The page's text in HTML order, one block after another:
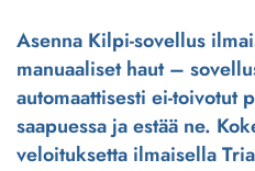
Asenna Kilpi-sovellus
manuaaliset haut –
automaattisesti ei-toivotut
saapuessa ja estää ne.
veloituksetta ilmaisella